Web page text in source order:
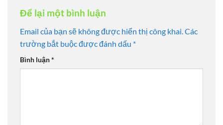
Để lại một bình luận
Email của bạn sẽ không được hiển thị công khai.Các
trường bắt buộc được đánh dấu *
Bình luận*